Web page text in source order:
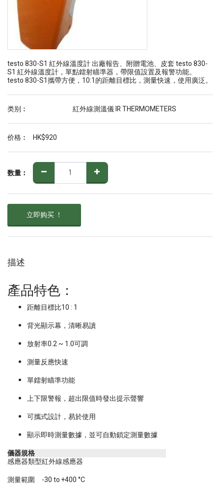
testo 830-S1 紅外線溫度計 出廠報告、附贈電池、皮套 testo 830-
S1 紅外線溫度計，單點鐳射瞄準器，帶限值設置及報警功能。
testo 830-S1攜帶方便，10:1的距離目標比，測量快速，使用廣泛。
类别︰ 紅外線測溫儀 IR THERMOMETERS
价格︰ HK$920
数量︰
立即购买 ！
描述
產品特色：
距離目標比10 : 1
背光顯示幕，清晰易讀
放射率0.2 ~ 1.0可調
測量反應快速
單鐳射瞄準功能
上下限警報，超出限值時發出提示聲響
可攜式設計，易於使用
顯示即時測量數據，並可自動鎖定測量數據
儀器規格
感應器類型紅外線感應器
測量範圍
-30 to +400 °C